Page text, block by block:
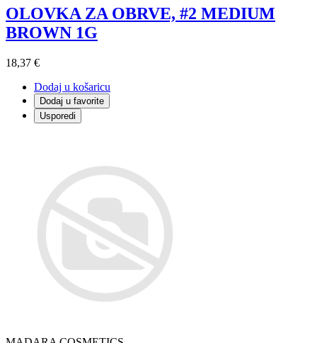
OLOVKA ZA OBRVE, #2 MEDIUM
BROWN 1G
18,37 €
Dodaj u košaricu
Dodaj u favorite
Usporedi